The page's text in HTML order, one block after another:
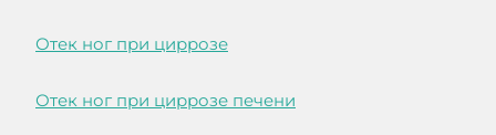
Отек ног при циррозе
Отек ног при циррозе печени